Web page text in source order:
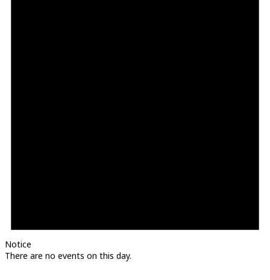
Notice
There are no events on this day.